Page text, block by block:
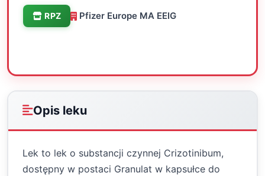
RPZ Pfizer Europe MA EEIG
Opis leku
Lek to lek o substancji czynnej Crizotinibum,
dostępny w postaci Granulat w kapsułce do